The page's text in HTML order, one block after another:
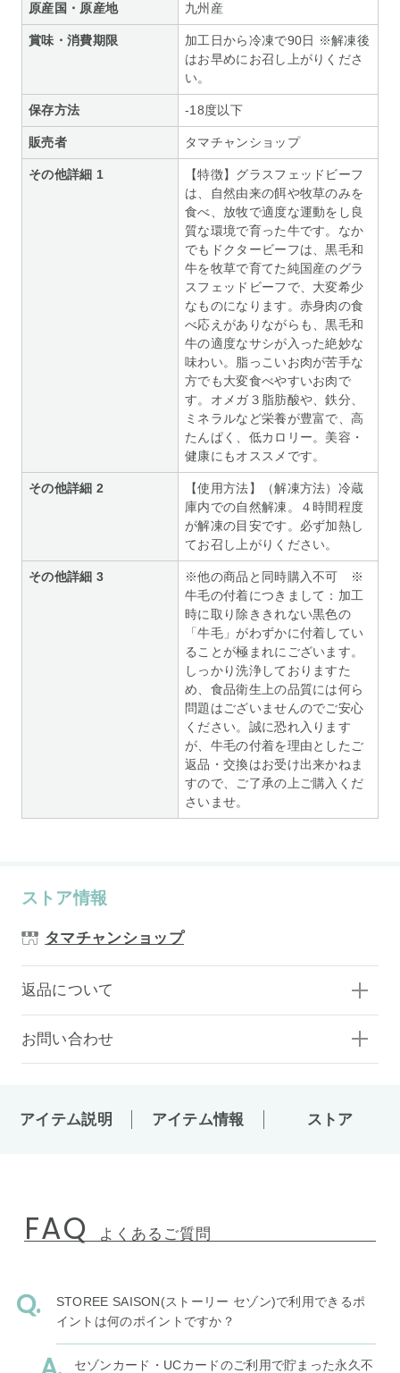
原産国・原産地 九州産
賞味・消費期限
加工日から冷凍で90日 ※解凍後
はお早めにお召し上がりくださ
い。
保存方法 -18度以下
販売者 タマチャンショップ
その他詳細 1
【特徴】グラスフェッドビーフ
は、自然由来の餌や牧草のみを
食べ、放牧で適度な運動をし良
質な環境で育った牛です。なか
でもドクタービーフは、黒毛和
牛を牧草で育てた純国産のグラ
スフェッドビーフで、大変希少
なものになります。赤身肉の食
べ応えがありながらも、黒毛和
牛の適度なサシが入った絶妙な
味わい。脂っこいお肉が苦手な
方でも大変食べやすいお肉で
す。オメガ３脂肪酸や、鉄分、
ミネラルなど栄養が豊富で、高
たんぱく、低カロリー。美容・
健康にもオススメです。
その他詳細 2
【使用方法】（解凍方法）冷蔵
庫内での自然解凍。４時間程度
が解凍の目安です。必ず加熱し
てお召し上がりください。
その他詳細 3
※他の商品と同時購入不可 ※
牛毛の付着につきまして：加工
時に取り除ききれない黒色の
「牛毛」がわずかに付着してい
ることが極まれにございます。
しっかり洗浄しておりますた
め、食品衛生上の品質には何ら
問題はございませんのでご安心
ください。誠に恐れ入ります
が、牛毛の付着を理由としたご
返品・交換はお受け出来かねま
すので、ご了承の上ご購入くだ
さいませ。
ストア情報
タマチャンショップ
返品について
お問い合わせ
アイテム説明 アイテム情報 ストア
FAQ よくあるご質問
STOREE SAISON(ストーリー セゾン)で利用できるポ
イントは何のポイントですか？
セゾンカード・UCカードのご利用で貯まった永久不